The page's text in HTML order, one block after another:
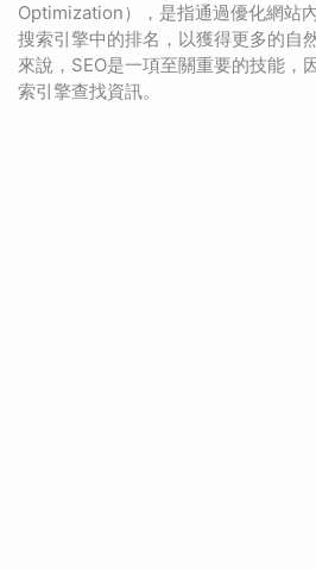
Optimization），是指通過優化網站
搜索引擎中的排名，以獲得更多的自
來說，SEO是一項至關重要的技能，
索引擎查找資訊。